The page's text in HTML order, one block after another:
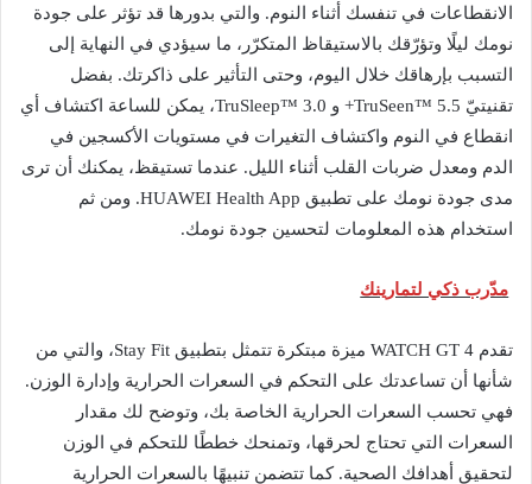
الانقطاعات في تنفسك أثناء النوم. والتي بدورها قد تؤثر على جودة
نومك ليلًا وتؤرّقك بالاستيقاظ المتكرّر، ما سيؤدي في النهاية إلى
التسبب بإرهاقك خلال اليوم، وحتى التأثير على ذاكرتك. بفضل
تقنيتيّ TruSeen™️ 5.5+ و TruSleep™️ 3.0، يمكن للساعة اكتشاف أي
انقطاع في النوم واكتشاف التغيرات في مستويات الأكسجين في
الدم ومعدل ضربات القلب أثناء الليل. عندما تستيقظ، يمكنك أن ترى
مدى جودة نومك على تطبيق HUAWEI Health App. ومن ثم
استخدام هذه المعلومات لتحسين جودة نومك.
مدّرب ذكي لتمارينك
تقدم WATCH GT 4 ميزة مبتكرة تتمثل بتطبيق Stay Fit، والتي من
شأنها أن تساعدتك على التحكم في السعرات الحرارية وإدارة الوزن.
فهي تحسب السعرات الحرارية الخاصة بك، وتوضح لك مقدار
السعرات التي تحتاج لحرقها، وتمنحك خططًا للتحكم في الوزن
لتحقيق أهدافك الصحية. كما تتضمن تنبيهًا بالسعرات الحرارية